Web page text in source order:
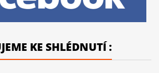
KE SHLÉDNUTÍ :